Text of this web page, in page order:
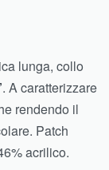
lunga, collo
. A caratterizzare
rendendo il
Patch
acrilico.